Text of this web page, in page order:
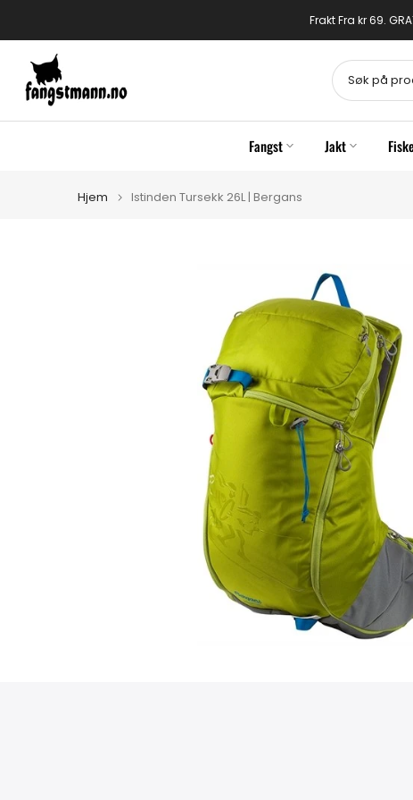
til
innhold
Frakt Fra kr 69.
Fangst Jakt Fiske
Hjem Istinden Tursekk 26L | Bergans